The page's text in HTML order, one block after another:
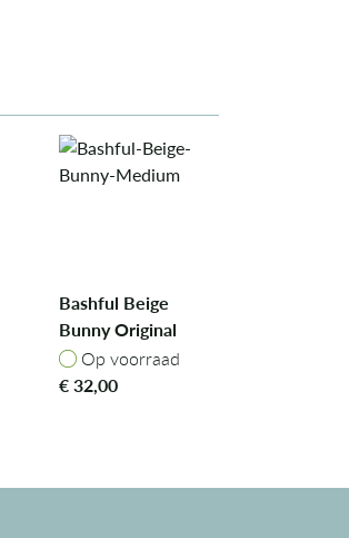
Bashful Beige
Bunny Original
Op voorraad
Op voorraad
€32,00